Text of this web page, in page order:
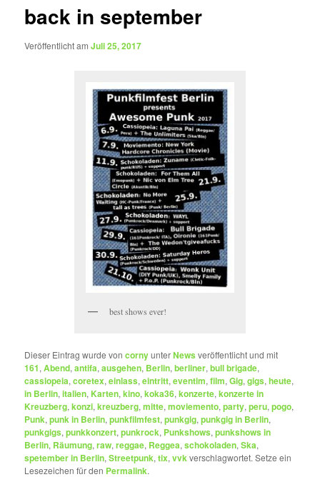
back in september
Veröffentlicht amJuli 25, 2017
best shows ever!
Dieser Eintrag wurde voncornyunterNews veröffentlicht und mit
161,Abend,antifa,ausgehen, Berlin,berliner,bull brigade,
cassiopeia,coretex,einlass,eintritt,eventim,film,Gig,gigs,heute,
in Berlin,italien, Karten,kino,koka36,konzerte,konzerte in
Kreuzberg,konzi,kreuzberg,mitte,moviemento,party,peru,pogo,
Punk,punk in Berlin,punkfilmfest,punkgig,punkgig in Berlin,
punkgigs,punkkonzert,punkrock, Punkshows,punkshows in
Berlin, Räumung,raw,reggae, Reggea,schokoladen,Ska,
spetember in Berlin,Streetpunk,tix,vvkverschlagwortet. Setze ein
Lesezeichen für den Permalink.